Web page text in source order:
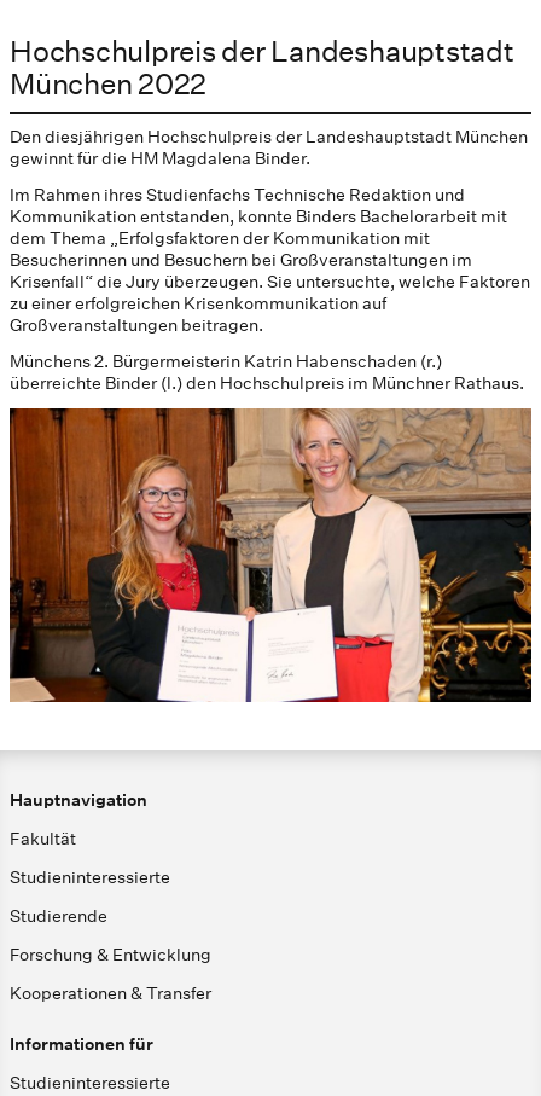
Hochschulpreis der Landeshauptstadt
München 2022
Den diesjährigen Hochschulpreis der Landeshauptstadt München
gewinnt für die HM Magdalena Binder.
Im Rahmen ihres Studienfachs Technische Redaktion und
Kommunikation entstanden, konnte Binders Bachelorarbeit mit
dem Thema „Erfolgsfaktoren der Kommunikation mit
Besucherinnen und Besuchern bei Großveranstaltungen im
Krisenfall“ die Jury überzeugen. Sie untersuchte, welche Faktoren
zu einer erfolgreichen Krisenkommunikation auf
Großveranstaltungen beitragen.
Münchens 2. Bürgermeisterin Katrin Habenschaden (r.)
überreichte Binder (l.) den Hochschulpreis im Münchner Rathaus.
Hauptnavigation
Fakultät
Studieninteressierte
Studierende
Forschung & Entwicklung
Kooperationen & Transfer
Informationen für
Studieninteressierte